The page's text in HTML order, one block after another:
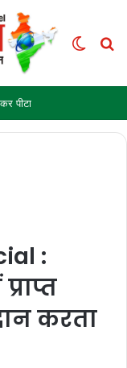
पीटा
:
करता